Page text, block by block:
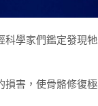
學家們鑑定發現
損害，使骨骼修復